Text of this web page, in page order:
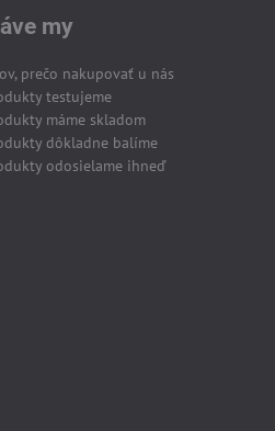
my
prečo nakupovať u nás
testujeme
máme skladom
dôkladne balíme
odosielame ihneď